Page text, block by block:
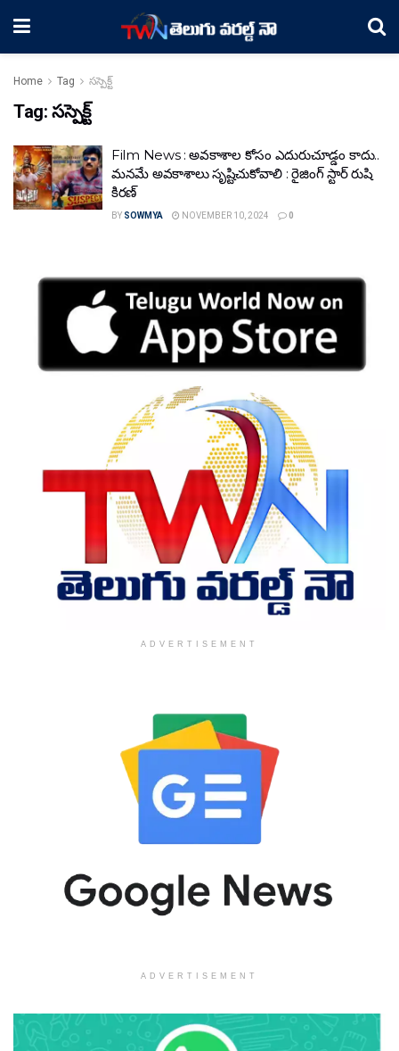
Home Tag సస్పెక్ట్
Tag: సస్పెక్ట్
Film News : అవకాశాల కోసం ఎదురుచూడ్డం కాదు..
మనమే అవకాశాలు సృష్టిచుకోవాలి : రైజింగ్ స్టార్ రుషి
కిరణ్
BY SOWMYA NOVEMBER 10, 2024 0
ADVERTISEMENT
ADVERTISEMENT